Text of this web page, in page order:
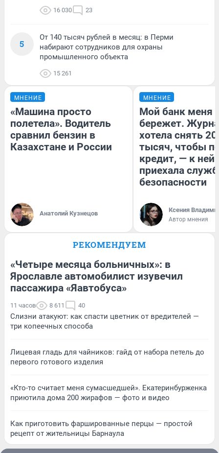
16 030 23
5
От 140 тысяч рублей в месяц: в Перми
набирают сотрудников для охраны
промышленного объекта
15 261
МНЕНИЕ
«Машина просто
полетела». Водитель
сравнил бензин в
Казахстане и России
Анатолий Кузнецов
МНЕНИЕ
Мой банк меня
бережет.
хотела снять
тысяч, чтобы
кредит, — к
приехала
безопасности
Ксения
Автор мнения
РЕКОМЕНДУЕМ
«Четыре месяца больничных»: в
Ярославле автомобилист изувечил
пассажира «Яавтобуса»
11 часов 8 611 40
Слизни атакуют: как спасти цветник от вредителей —
три копеечных способа
Лицевая гладь для чайников: гайд от набора петель до
первого готового изделия
«Кто-то считает меня сумасшедшей». Екатеринбурженка
приютила дома 200 жирафов — фото и видео
Как приготовить фаршированные перцы — простой
рецепт от жительницы Барнаула